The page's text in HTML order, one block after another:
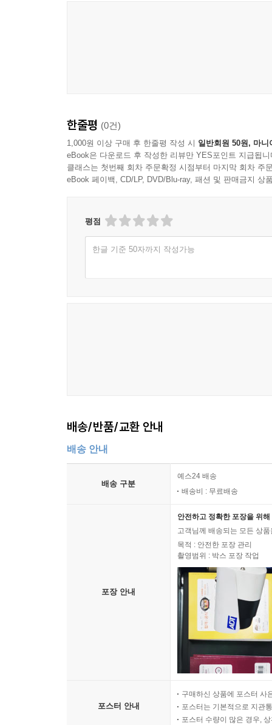
한줄평 (0건)
1,000원 이상 구매 후 한줄평 작성 시 일반회원 50원, 마니
eBook은 다운로드 후 작성한 리뷰만 YES포인트 지급됩니
클래스는 첫번째 회차 주문확정 시점부터 마지막 회차 주
eBook 페이백, CD/LP, DVD/Blu-ray, 패션 및 판매금지 상
평점
한글 기준 50자까지 작성가능
배송/반품/교환 안내
배송 안내
배송 구분
예스24 배송
배송비 : 무료배송
포장 안내
안전하고 정확한 포장을 위
고객님께 배송되는 모든 상
목적 : 안전한 포장 관리
촬영범위 : 박스 포장 작업
포스터 안내
구매하신 상품에 포스터 사
포스터는 기본적으로 지관
포스터 수량이 많은 경우,